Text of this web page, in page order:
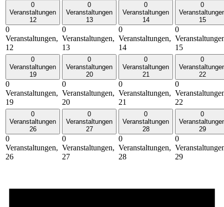
0
Veranstaltungen
12
0
Veranstaltungen,
12
0
Veranstaltungen
13
0
Veranstaltungen,
13
0
Veranstaltungen
14
0
Veranstaltungen,
14
0
15
0
15
0
Veranstaltungen
19
0
Veranstaltungen,
19
0
Veranstaltungen
20
0
Veranstaltungen,
20
0
Veranstaltungen
21
0
Veranstaltungen,
21
0
22
0
22
0
Veranstaltungen
26
0
Veranstaltungen,
26
0
Veranstaltungen
27
0
Veranstaltungen,
27
0
Veranstaltungen
28
0
Veranstaltungen,
28
0
29
0
29